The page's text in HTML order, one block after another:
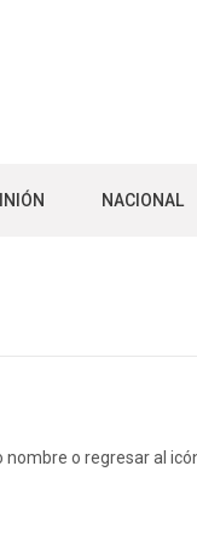
NACIONAL
o regresar al